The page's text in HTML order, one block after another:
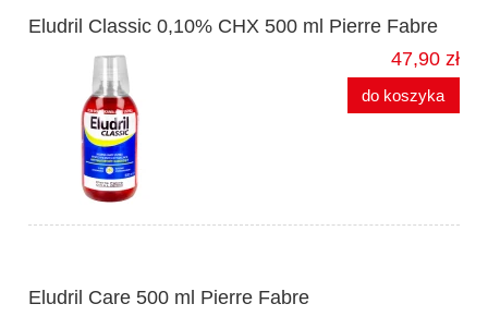
Eludril Classic 0,10% CHX 500 ml Pierre Fabre
47,90 zł
do koszyka
Eludril Care 500 ml Pierre Fabre